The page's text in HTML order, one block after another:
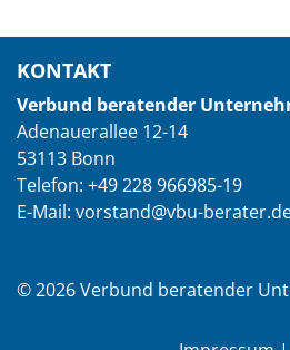
KONTAKT
Verbund beratender
Adenauerallee 12-14
53113 Bonn
Telefon: +49 228 966985-19
E-Mail: vorstand@vbu-
© 2026 Verbund beratender